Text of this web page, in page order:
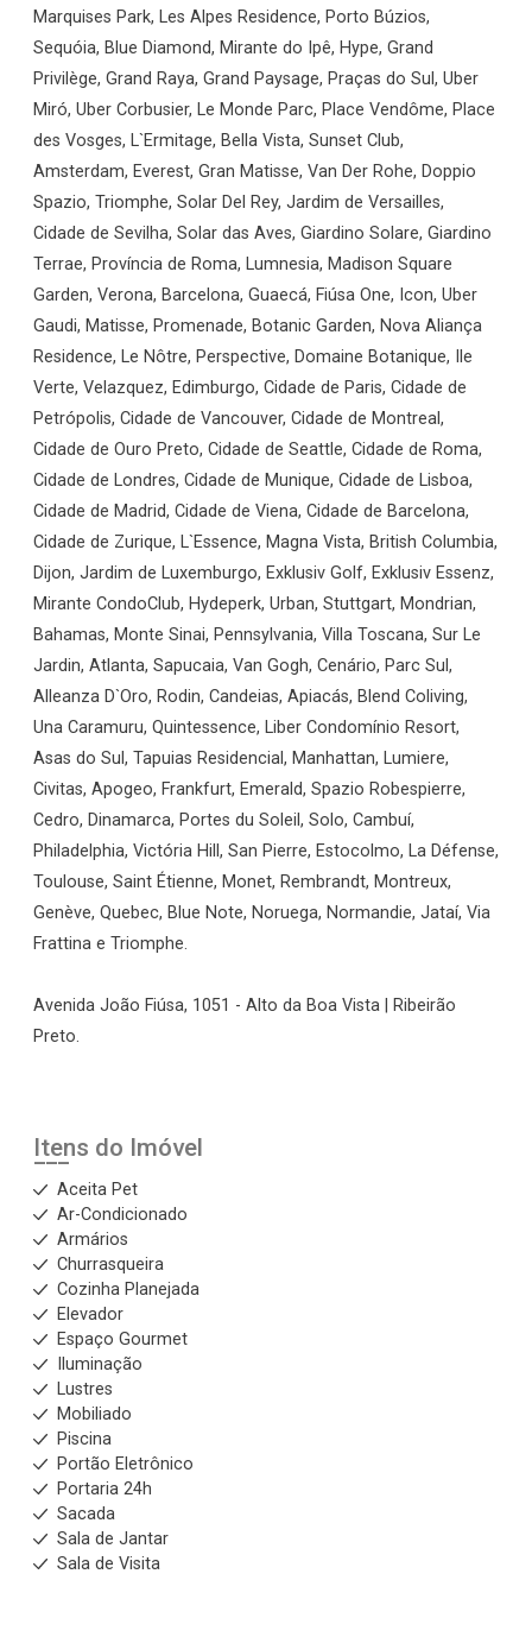
Marquises Park, Les Alpes Residence, Porto Búzios,
Sequóia, Blue Diamond, Mirante do Ipê, Hype, Grand
Privilège, Grand Raya, Grand Paysage, Praças do Sul, Uber
Miró, Uber Corbusier, Le Monde Parc, Place Vendôme, Place
des Vosges, L`Ermitage, Bella Vista, Sunset Club,
Amsterdam, Everest, Gran Matisse, Van Der Rohe, Doppio
Spazio, Triomphe, Solar Del Rey, Jardim de Versailles,
Cidade de Sevilha, Solar das Aves, Giardino Solare, Giardino
Terrae, Província de Roma, Lumnesia, Madison Square
Garden, Verona, Barcelona, Guaecá, Fiúsa One, Icon, Uber
Gaudi, Matisse, Promenade, Botanic Garden, Nova Aliança
Residence, Le Nôtre, Perspective, Domaine Botanique, Ile
Verte, Velazquez, Edimburgo, Cidade de Paris, Cidade de
Petrópolis, Cidade de Vancouver, Cidade de Montreal,
Cidade de Ouro Preto, Cidade de Seattle, Cidade de Roma,
Cidade de Londres, Cidade de Munique, Cidade de Lisboa,
Cidade de Madrid, Cidade de Viena, Cidade de Barcelona,
Cidade de Zurique, L`Essence, Magna Vista, British Columbia,
Dijon, Jardim de Luxemburgo, Exklusiv Golf, Exklusiv Essenz,
Mirante CondoClub, Hydeperk, Urban, Stuttgart, Mondrian,
Bahamas, Monte Sinai, Pennsylvania, Villa Toscana, Sur Le
Jardin, Atlanta, Sapucaia, Van Gogh, Cenário, Parc Sul,
Alleanza D`Oro, Rodin, Candeias, Apiacás, Blend Coliving,
Una Caramuru, Quintessence, Liber Condomínio Resort,
Asas do Sul, Tapuias Residencial, Manhattan, Lumiere,
Civitas, Apogeo, Frankfurt, Emerald, Spazio Robespierre,
Cedro, Dinamarca, Portes du Soleil, Solo, Cambuí,
Philadelphia, Victória Hill, San Pierre, Estocolmo, La Défense,
Toulouse, Saint Étienne, Monet, Rembrandt, Montreux,
Genève, Quebec, Blue Note, Noruega, Normandie, Jataí, Via
Frattina e Triomphe.
Avenida João Fiúsa, 1051 - Alto da Boa Vista | Ribeirão
Preto.
Itens do Imóvel
Aceita Pet
Ar-Condicionado
Armários
Churrasqueira
Cozinha Planejada
Elevador
Espaço Gourmet
Iluminação
Lustres
Mobiliado
Piscina
Portão Eletrônico
Portaria 24h
Sacada
Sala de Jantar
Sala de Visita